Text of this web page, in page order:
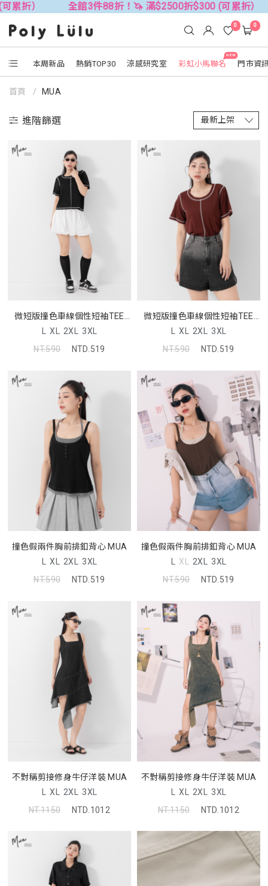
88折！🦄 滿$2500折$300 (可累折） 全館3件88折！🦄
本周新品 熱銷TOP30 涼感研究室
NEW
彩虹小馬聯名 門市資
0 0
首頁 MUA
進階篩選
微短版撞色車線個性短袖TEE
MUA
L XL 2XL 3XL
NT.590
NTD.519
微短版撞色車線個性短袖TEE
MUA
L XL 2XL 3XL
NT.590
NTD.519
撞色假兩件胸前排釦背心 MUA
L XL 2XL 3XL
NT.590
NTD.519
撞色假兩件胸前排釦背心 MUA
L XL 2XL 3XL
NT.590
NTD.519
不對稱剪接修身牛仔洋裝 MUA
L XL 2XL 3XL
NT.1150
NTD.1012
不對稱剪接修身牛仔洋裝 MUA
L XL 2XL 3XL
NT.1150
NTD.1012